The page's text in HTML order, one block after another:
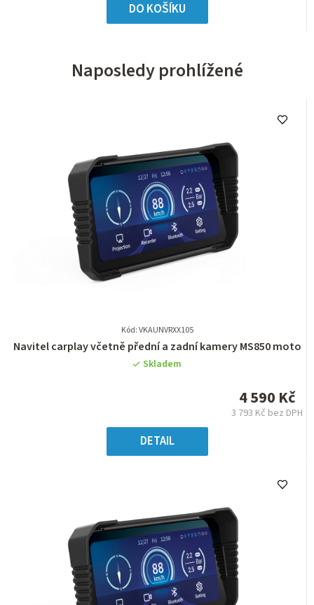
DO KOŠÍKU
Naposledy prohlížené
Kód: VKAUNVRXX105
Průměrné
hodnocení
5
hvězdiček.
Navitel carplay včetně přední a zadní kamery MS850 moto
Skladem
4 590 Kč
3 793 Kč bez DPH
DETAIL